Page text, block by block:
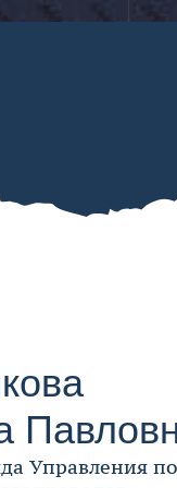
Для
Управления по